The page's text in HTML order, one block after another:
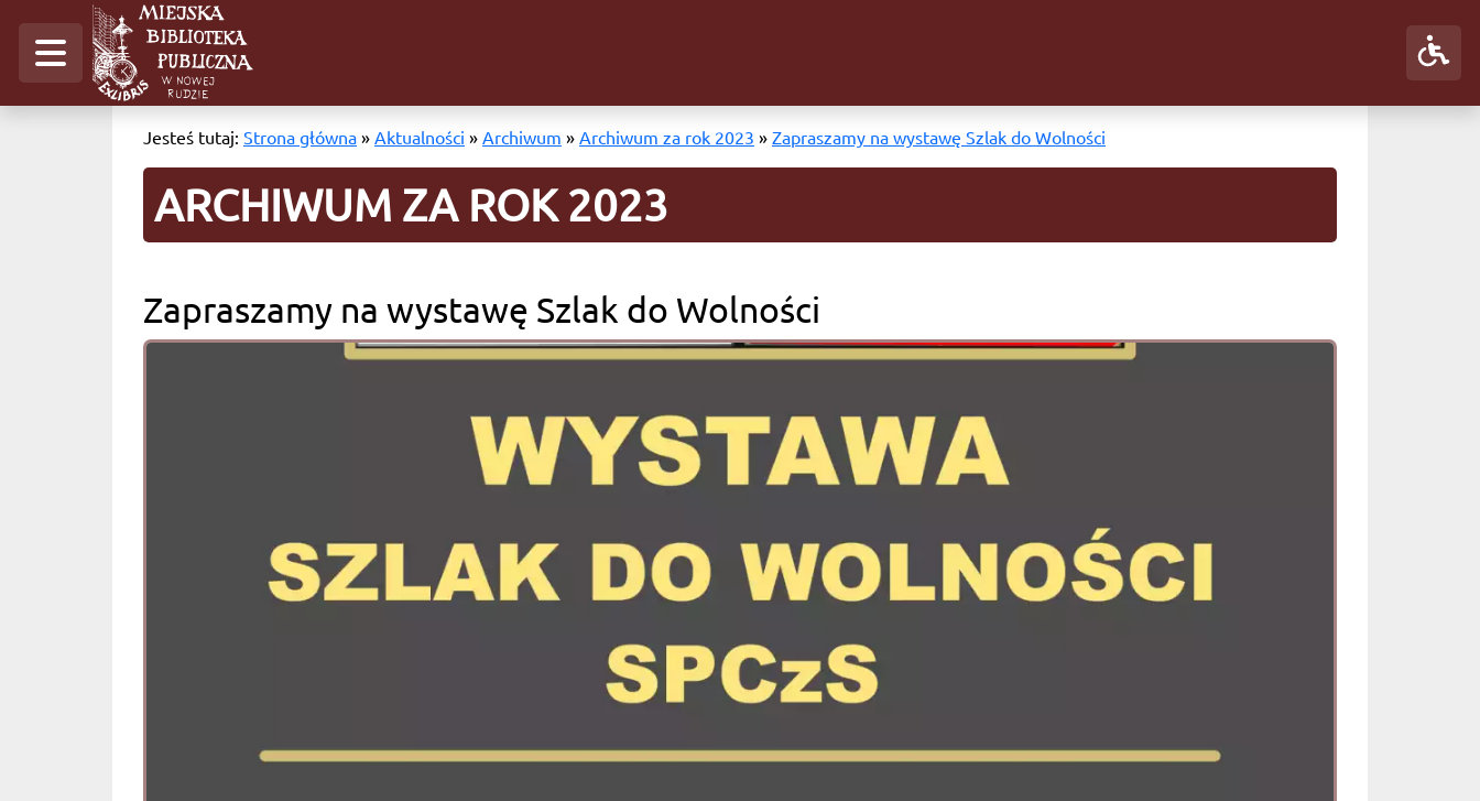
Jesteś tutaj: Strona główna » Aktualności » Archiwum » Archiwum za rok 2023 » Zapraszamy na wystawę Szlak do Wolności
ARCHIWUM ZA ROK 2023
Zapraszamy na wystawę Szlak do Wolności